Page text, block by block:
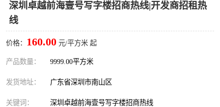
深圳卓越前海壹号写字楼招商热线|开发商招租热
线
价格： 160.00 元/平方米 起
产品数量： 9999.00平方米
发货地址： 广东省深圳市南山区
关键词： 深圳卓越前海壹号写字楼招商热线
南山后海
车公庙